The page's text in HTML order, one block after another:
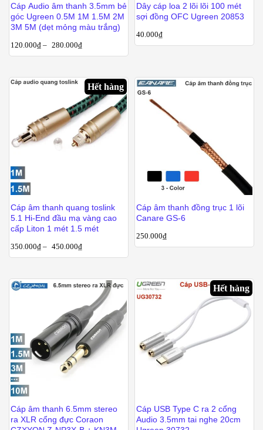
Cáp Audio âm thanh 3.5mm bẻ
góc Ugreen 0.5M 1M 1.5M 2M
3M 5M (dẹt mỏng màu trắng)
120.000₫ – 280.000₫
Dây cáp loa 2 lõi lõi 100 mét
sợi đồng OFC Ugreen 20853
40.000₫
Hết hàng
Cáp âm thanh quang toslink
5.1 Hi-End đầu mạ vàng cao
cấp Liton 1 mét 1.5 mét
350.000₫ – 450.000₫
Cáp âm thanh đồng trục 1 lõi
Canare GS-6
250.000₫
Cáp âm thanh 6.5mm stereo
ra XLR cổng đực Coraon
Hết hàng
Cáp USB Type C ra 2 cổng
Audio 3.5mm tai nghe 20cm